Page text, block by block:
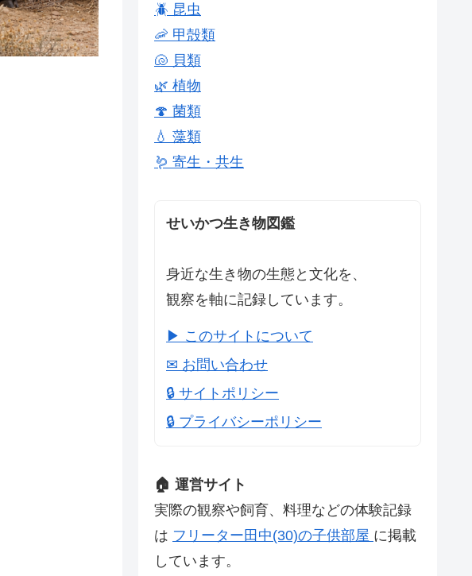
🪲 昆虫
🦐 甲殻類
🐚 貝類
🌿 植物
🍄 菌類
💧 藻類
🪱 寄生・共生
せいかつ生き物図鑑
身近な生き物の生態と文化を、
観察を軸に記録しています。
▶ このサイトについて
✉ お問い合わせ
🔒 サイトポリシー
🔒 プライバシーポリシー
🏠 運営サイト
実際の観察や飼育、料理などの体験記録
は フリーター田中(30)の子供部屋 に掲載
しています。